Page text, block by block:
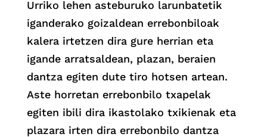
Urriko lehen asteburuko larunbatetik
iganderako goizaldean errebonbiloak
kalera irtetzen dira gure herrian eta
igande arratsaldean, plazan, beraien
dantza egiten dute tiro hotsen artean.
Aste horretan errebonbilo txapelak
egiten ibili dira ikastolako txikienak eta
plazara irten dira errebonbilo dantza